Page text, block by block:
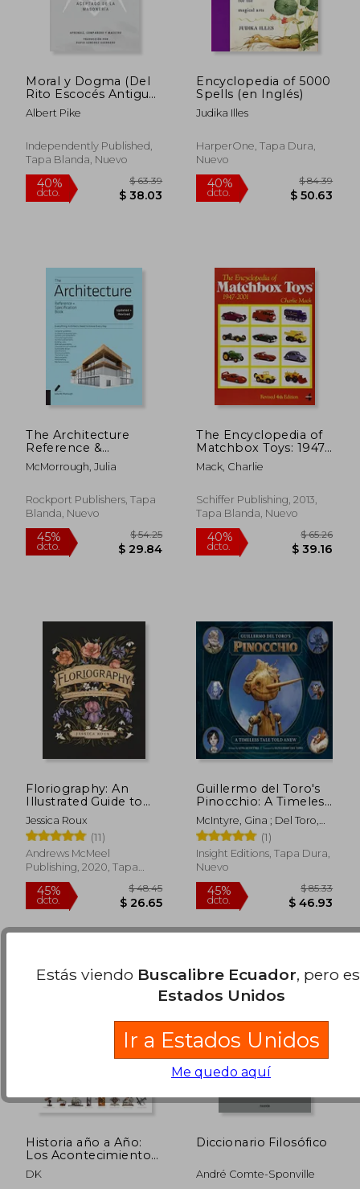
45% 40%
40%
dcto.
45%
dcto.
Moral y Dogma (Del
Rito Escocés Antiguo
y Aceptado de la
Masonería): Grados de
Compañero y
Maestro
Albert Pike
Independently Published,
Tapa Blanda, Nuevo
40%
dcto.
Encyclopedia of 5000
Spells (en Inglés)
Judika Illes
HarperOne, Tapa Dura,
Nuevo
40%
dcto. $
The Architecture
Reference &
Specification Book
updated & revised:
Need to Know Every
Day (en Inglés)
McMorrough, Julia
Rockport Publishers, Tapa
Blanda, Nuevo
The Encyclopedia of
Matchbox Toys: 1947-
2001 (en Inglés)
Mack, Charlie
Schiffer Publishing, 2013,
Tapa Blanda, Nuevo
Floriography: An
Illustrated Guide to
the Victorian
Language of Flowers
(en Inglés)
Jessica Roux
(11)
Andrews McMeel
Publishing, 2020, Tapa
Dura, Nuevo
Guillermo del Toro's
Pinocchio: A Timeless
Tale Told Anew (en
Inglés)
McIntyre, Gina ; Del Toro,
Guillermo
(1)
Insight Editions, Tapa Dura,
Nuevo
Historia año a Año:
Los Acontecimientos
que Cambiaron el
Mundo
DK
Diccionario Filosófico
André Comte-Sponville
Estás viendo Buscalibre Ecuador, pero
Estados Unidos
Ir a Estados Unidos
Me quedo aquí